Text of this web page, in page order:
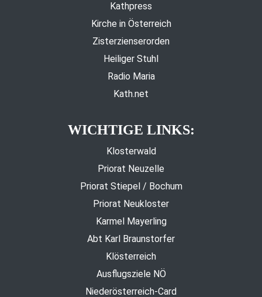
Kathpress
Kirche in Österreich
Zisterzienserorden
Heiliger Stuhl
Radio Maria
Kath.net
WICHTIGE LINKS:
Klosterwald
Priorat Neuzelle
Priorat Stiepel / Bochum
Priorat Neukloster
Karmel Mayerling
Abt Karl Braunstorfer
Klösterreich
Ausflugsziele NÖ
Niederösterreich-Card